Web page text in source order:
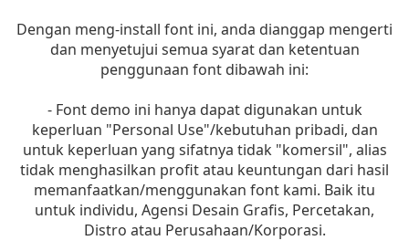
Dengan meng-install font ini, anda dianggap mengerti
dan menyetujui semua syarat dan ketentuan
penggunaan font dibawah ini:
- Font demo ini hanya dapat digunakan untuk
keperluan "Personal Use"/kebutuhan pribadi, dan
untuk keperluan yang sifatnya tidak "komersil", alias
tidak menghasilkan profit atau keuntungan dari hasil
memanfaatkan/menggunakan font kami. Baik itu
untuk individu, Agensi Desain Grafis, Percetakan,
Distro atau Perusahaan/Korporasi.